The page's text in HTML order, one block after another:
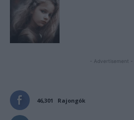
- Advertisement -
46,301 Rajongók